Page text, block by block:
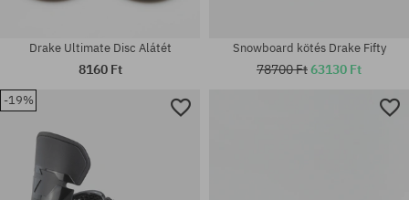
Drake Ultimate Disc Alátét
8160 Ft
Snowboard kötés Drake Fifty
78700 Ft63130 Ft
-19%